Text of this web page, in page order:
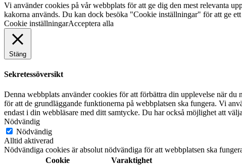
Vi använder cookies på vår webbplats för att ge dig den mest relevanta
kakorna används. Du kan dock besöka "Cookie inställningar" för att ge
Cookie inställningarAcceptera alla
Stäng
Sekretessöversikt
Denna webbplats använder cookies för att förbättra din upplevelse när du
för att de grundläggande funktionerna på webbplatsen ska fungera. Vi
endast i din webbläsare med ditt samtycke. Du har också möjlighet att
Nödvändig
Nödvändig
Alltid aktiverad
Nödvändiga cookies är absolut nödvändiga för att webbplatsen ska
Cookie
Varaktighet